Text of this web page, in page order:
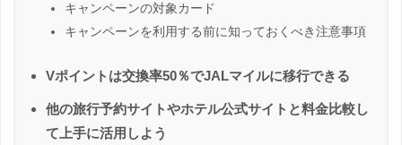
キャンペーンの対象カード
キャンペーンを利用する前に知っておくべき注意事項
Vポイントは交換率50％でJALマイルに移行できる
他の旅行予約サイトやホテル公式サイトと料金比較し
て上手に活用しよう